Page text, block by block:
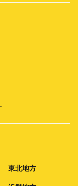
東北地方